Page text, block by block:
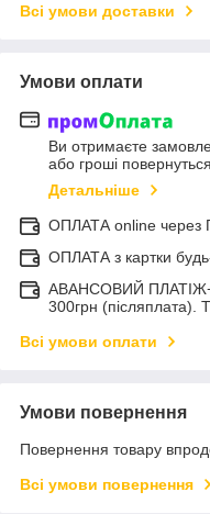
Всі умови доставки
Умови оплати
Ви отримаєте
або гроші
Детальніше
ОПЛАТА online через
ОПЛАТА з картки
АВАНСОВИЙ ПЛАТІЖ+
300грн (післяплата).
Всі умови оплати
Умови повернення
Повернення товару
Всі умови повернення